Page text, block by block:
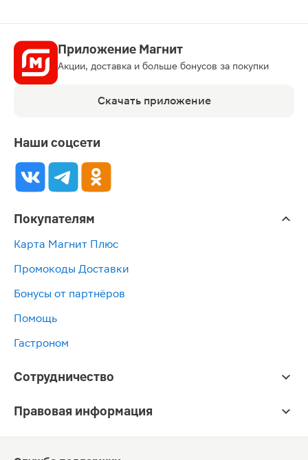
Приложение Магнит
Акции, доставка и больше бонусов за покупки
Скачать приложение
Наши соцсети
Покупателям
Карта Магнит Плюс
Промокоды Доставки
Бонусы от партнёров
Помощь
Гастроном
Сотрудничество
Правовая информация